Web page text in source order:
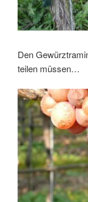
Den
teilen müssen…